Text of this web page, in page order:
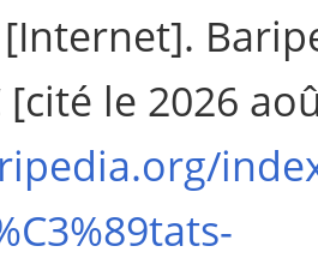
[Internet].
[cité le 2026